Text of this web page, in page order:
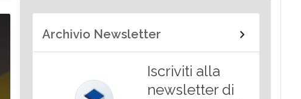
Archivio Newsletter
Iscriviti alla
newsletter di